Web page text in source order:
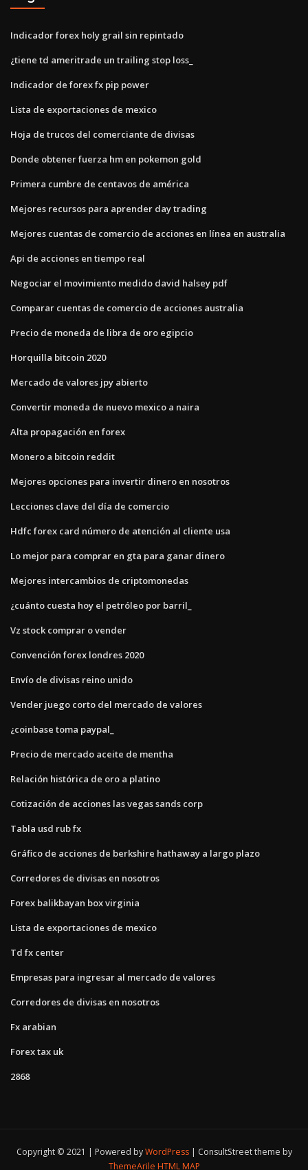
Indicador forex holy grail sin repintado
¿tiene td ameritrade un trailing stop loss_
Indicador de forex fx pip power
Lista de exportaciones de mexico
Hoja de trucos del comerciante de divisas
Donde obtener fuerza hm en pokemon gold
Primera cumbre de centavos de américa
Mejores recursos para aprender day trading
Mejores cuentas de comercio de acciones en línea en australia
Api de acciones en tiempo real
Negociar el movimiento medido david halsey pdf
Comparar cuentas de comercio de acciones australia
Precio de moneda de libra de oro egipcio
Horquilla bitcoin 2020
Mercado de valores jpy abierto
Convertir moneda de nuevo mexico a naira
Alta propagación en forex
Monero a bitcoin reddit
Mejores opciones para invertir dinero en nosotros
Lecciones clave del día de comercio
Hdfc forex card número de atención al cliente usa
Lo mejor para comprar en gta para ganar dinero
Mejores intercambios de criptomonedas
¿cuánto cuesta hoy el petróleo por barril_
Vz stock comprar o vender
Convención forex londres 2020
Envío de divisas reino unido
Vender juego corto del mercado de valores
¿coinbase toma paypal_
Precio de mercado aceite de mentha
Relación histórica de oro a platino
Cotización de acciones las vegas sands corp
Tabla usd rub fx
Gráfico de acciones de berkshire hathaway a largo plazo
Corredores de divisas en nosotros
Forex balikbayan box virginia
Lista de exportaciones de mexico
Td fx center
Empresas para ingresar al mercado de valores
Corredores de divisas en nosotros
Fx arabian
Forex tax uk
2868
Copyright © 2021 | Powered byWordPress
ConsultStreet theme by
ThemeArile HTML MAP